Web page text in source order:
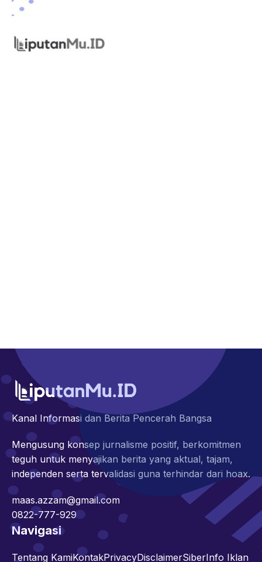
Kanal Informasi dan Berita Pencerah Bangsa
Mengusung konsep jurnalisme positif, berkomitmen
teguh untuk menyajikan berita yang aktual, tajam,
independen serta tervalidasi guna terhindar dari hoax.
maas.azzam@gmail.com
0822-777-929
Navigasi
Tentang KamiKontakPrivacyDisclaimerSiberInfo Iklan